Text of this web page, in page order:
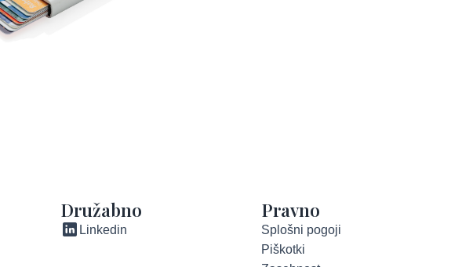
Družabno
Linkedin
Pravno
Splošni pogoji
Piškotki